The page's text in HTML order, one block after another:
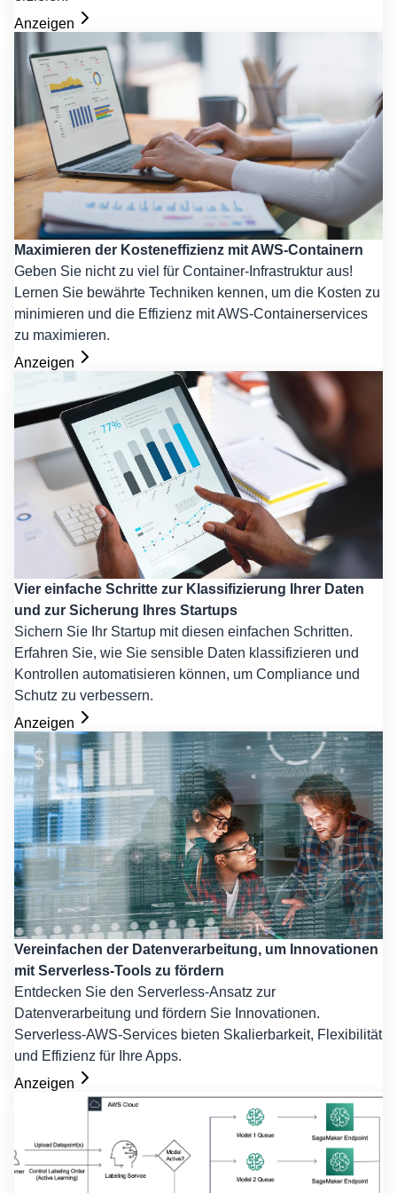
Anzeigen
Maximieren der Kosteneffizienz mit AWS-Containern
Geben Sie nicht zu viel für Container-Infrastruktur aus!
Lernen Sie bewährte Techniken kennen, um die Kosten zu
minimieren und die Effizienz mit AWS-Containerservices
zu maximieren.
Anzeigen
Vier einfache Schritte zur Klassifizierung Ihrer Daten
und zur Sicherung Ihres Startups
Sichern Sie Ihr Startup mit diesen einfachen Schritten.
Erfahren Sie, wie Sie sensible Daten klassifizieren und
Kontrollen automatisieren können, um Compliance und
Schutz zu verbessern.
Anzeigen
Vereinfachen der Datenverarbeitung, um Innovationen
mit Serverless-Tools zu fördern
Entdecken Sie den Serverless-Ansatz zur
Datenverarbeitung und fördern Sie Innovationen.
Serverless-AWS-Services bieten Skalierbarkeit, Flexibilität
und Effizienz für Ihre Apps.
Anzeigen